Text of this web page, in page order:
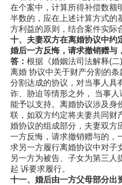
在个案中，计算所得补偿数额
半数的，应在上述计算方式的
方利益的原则，结合案件实际
十、夫妻双方在离婚协议中约
婚后一方反悔，请求撤销赠与
答： 根据《婚姻法司法解释(二
离婚 协议中关于财产分割的
分割达成的协议，对当事人具
诈、胁迫等情形之外， 当事
能予以支持。离婚协议涉及身
联，如双方约定将夫妻共同财
婚协议的组成部分，夫妻双方
一方反悔，请求撤销赠与的，
求另一方履行离婚协议中对子
另一方为被告、子女为第三人
起 诉要求履行。
十一、婚后由一方父母部分出